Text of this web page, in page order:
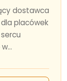
dostawca
placówek